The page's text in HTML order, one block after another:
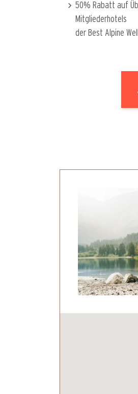
50% Rabatt auf
Mitgliederhotels
der Best Alpine